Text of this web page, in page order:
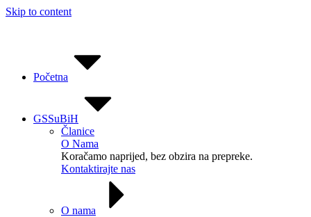
Skip to content
Početna
GSSuBiH
Članice
O Nama
Koračamo naprijed, bez obzira na prepreke.
Kontaktirajte nas
O nama